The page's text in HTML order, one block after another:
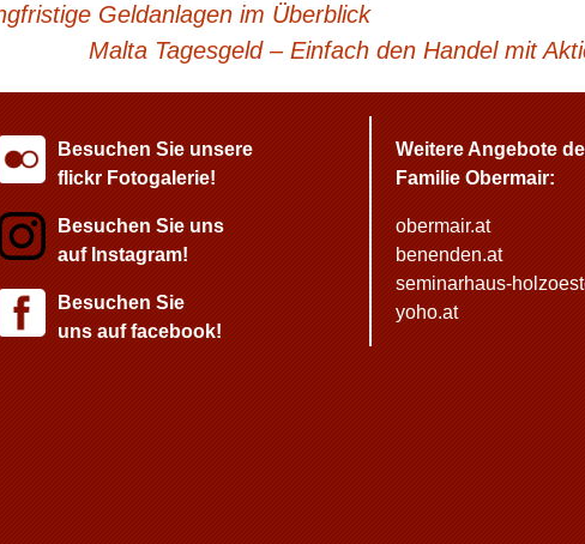
Geldanlagen im Überblick
Malta Tagesgeld – Einfach den Handel mit
Besuchen Sie unsere
flickr Fotogalerie!
Besuchen Sie uns
auf Instagram!
Besuchen Sie
uns auf facebook!
Weitere Angebote
Familie Obermair:
obermair.at
benenden.at
seminarhaus-
yoho.at